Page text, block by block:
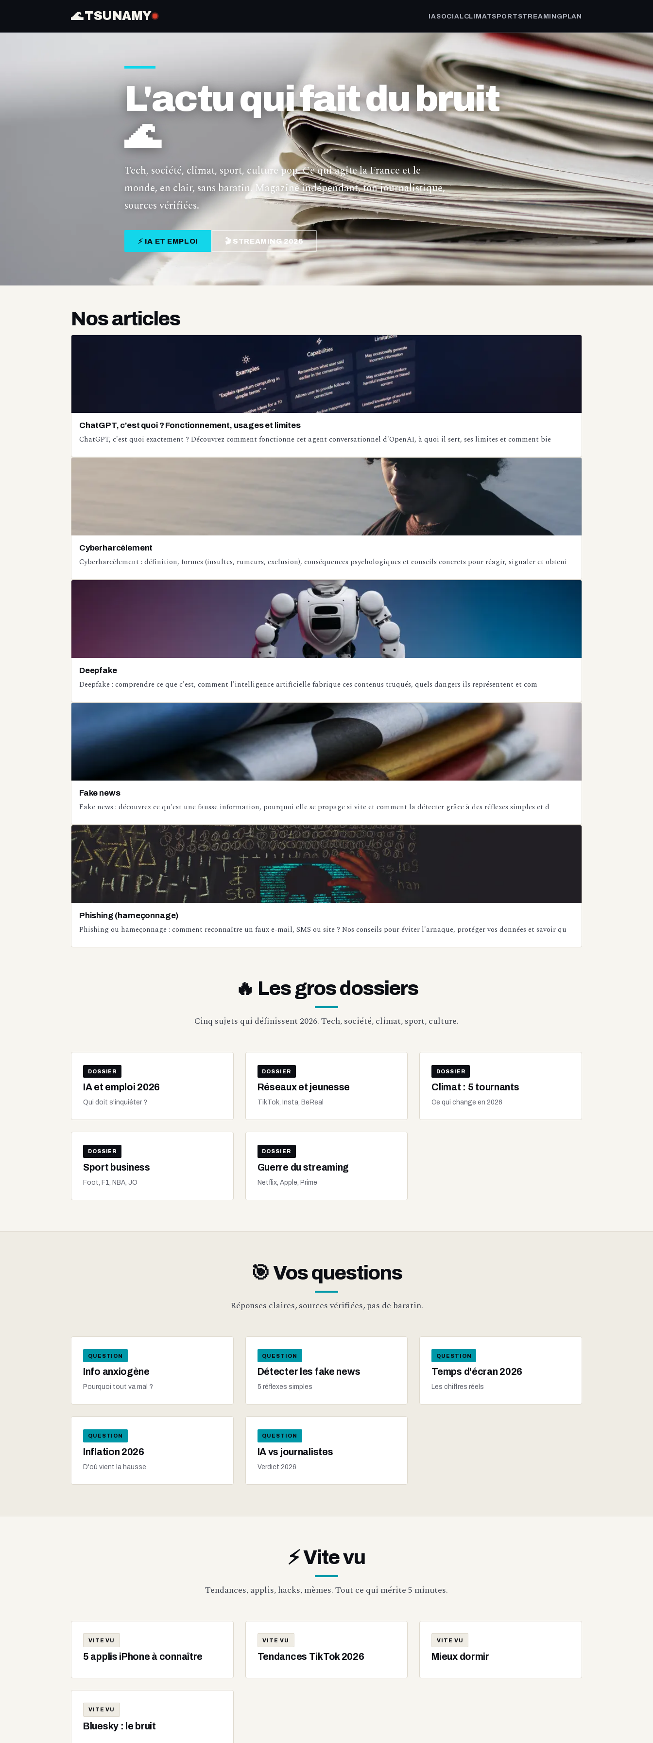
🌊 TSUNAMY IA SOCIALCLIMATSPORT STREAMING PLAN
L'actu qui fait du bruit
🌊
Tech, société, climat, sport, culture pop. Ce qui agite la France et le
monde, en clair, sans baratin. Magazine indépendant, ton journalistique,
sources vérifiées.
⚡ IA ET EMPLOI 🎬 STREAMING 2026
Nos articles
ChatGPT, c'est quoi ? Fonctionnement, usages et limites
ChatGPT, c'est quoi exactement ? Découvrez comment fonctionne cet agent conversationnel d'OpenAI, à quoi il sert, ses limites et comment bie
Cyberharcèlement
Cyberharcèlement : définition, formes (insultes, rumeurs, exclusion), conséquences psychologiques et conseils concrets pour réagir, signaler et obteni
Deepfake
Deepfake : comprendre ce que c'est, comment l'intelligence artificielle fabrique ces contenus truqués, quels dangers ils représentent et com
Fake news
Fake news : découvrez ce qu'est une fausse information, pourquoi elle se propage si vite et comment la détecter grâce à des réflexes simples et d
Phishing (hameçonnage)
Phishing ou hameçonnage : comment reconnaître un faux e-mail, SMS ou site ? Nos conseils pour éviter l'arnaque, protéger vos données et savoir qu
🔥 Les gros dossiers
Cinq sujets qui définissent 2026. Tech, société, climat, sport, culture.
DOSSIER
IA et emploi 2026
Qui doit s'inquiéter ?
DOSSIER
Réseaux et jeunesse
TikTok, Insta, BeReal
DOSSIER
Climat : 5 tournants
Ce qui change en 2026
DOSSIER
Sport business
Foot, F1, NBA, JO
DOSSIER
Guerre du streaming
Netflix, Apple, Prime
🎯 Vos questions
Réponses claires, sources vérifiées, pas de baratin.
QUESTION
Info anxiogène
Pourquoi tout va mal ?
QUESTION
Détecter les fake news
5 réflexes simples
QUESTION
Temps d'écran 2026
Les chiffres réels
QUESTION
Inflation 2026
D'où vient la hausse
QUESTION
IA vs journalistes
Verdict 2026
⚡ Vite vu
Tendances, applis, hacks, mèmes. Tout ce qui mérite 5 minutes.
VITE VU
5 applis iPhone à connaître
VITE VU
Tendances TikTok 2026
VITE VU
Mieux dormir
VITE VU
Bluesky : le bruit